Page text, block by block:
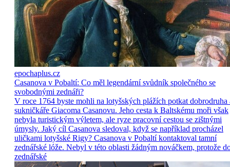
epochaplus.cz
Casanova v Pobaltí: Co měl legendární svůdník společného se
svobodnými zednáři?
V roce 1764 byste mohli na lotyšských plážích potkat dobrodruha
sukničkáře Giacoma Casanovu. Jeho cesta k Baltskému moři však
nebyla turistickým výletem, ale ryze pracovní cestou se zištnými
úmysly. Jaký cíl Casanova sledoval, když se například procházel
uličkami lotyšské Rigy? Casanova v Pobaltí kontaktoval tamní
zednářské lóže. Nebyl v této oblasti žádným nováčkem, protože
zednářské